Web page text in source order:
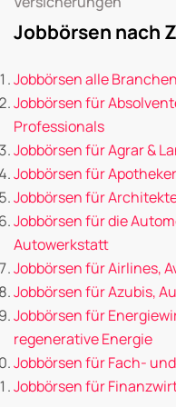
Jobbörsen nach
Jobbörsen alle
Jobbörsen für
Professionals
Jobbörsen für Agrar &
Jobbörsen für Apotheker
Jobbörsen für
Jobbörsen für die
Autowerkstatt
Jobbörsen für Airlines,
Jobbörsen für Azubis,
Jobbörsen für
regenerative Energie
Jobbörsen für Fach-
Jobbörsen für